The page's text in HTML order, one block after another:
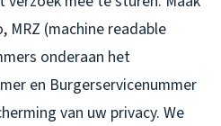
MRZ (machine readable
onderaan het
en Burgerservicenummer
van uw privacy. We